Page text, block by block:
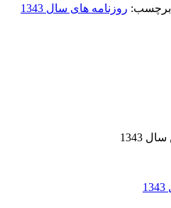
برچسب: روزنامه های سال 1343